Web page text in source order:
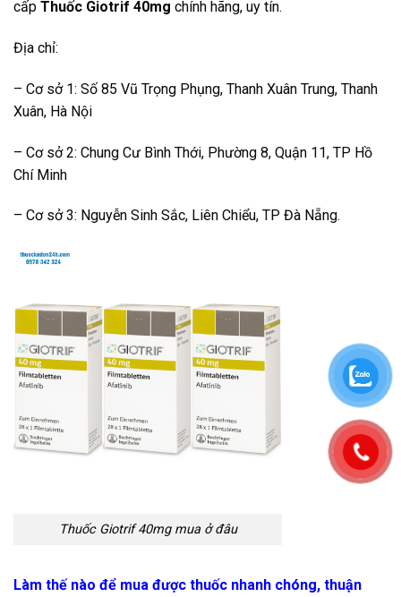
cấp Thuốc Giotrif 40mg chính hãng, uy tín.
Địa chỉ:
– Cơ sở 1: Số 85 Vũ Trọng Phụng, Thanh Xuân Trung, Thanh
Xuân, Hà Nội
– Cơ sở 2: Chung Cư Bình Thới, Phường 8, Quận 11, TP Hồ
Chí Minh
– Cơ sở 3: Nguyễn Sinh Sắc, Liên Chiểu, TP Đà Nẵng.
Thuốc Giotrif 40mg mua ở đâu
Làm thế nào để mua được thuốc nhanh chóng, thuận